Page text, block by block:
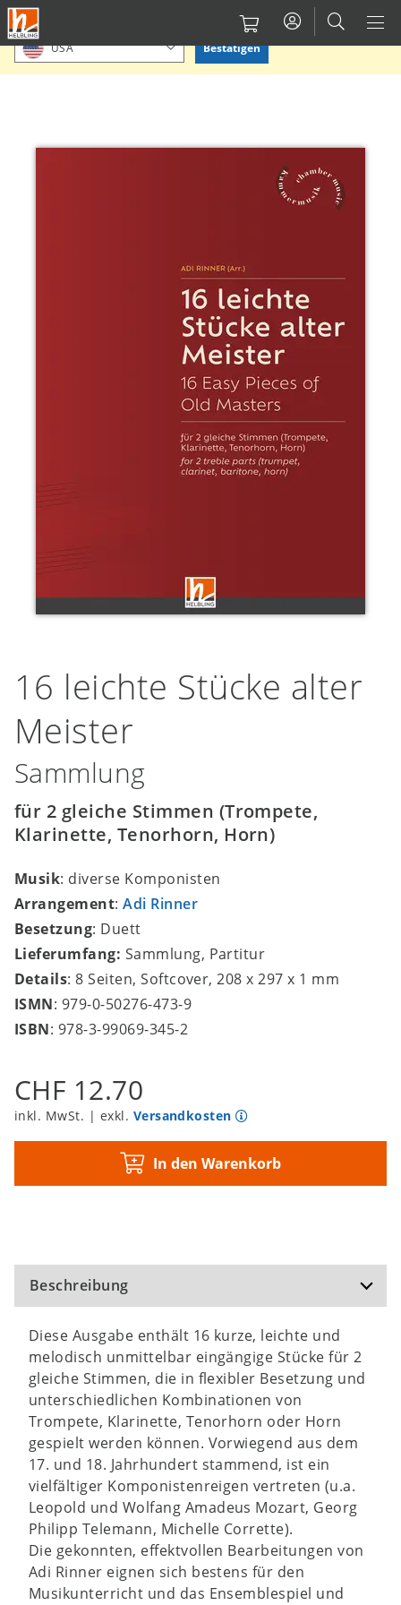
Direkt
zum
Inhalt
Bitte Standort bestätigen oder einen anderen auswählen.
USA Bestätigen
16 leichte Stücke alter
Meister
Sammlung
für 2 gleiche Stimmen (Trompete,
Klarinette, Tenorhorn, Horn)
Musik: diverse Komponisten
Arrangement:Adi Rinner
Besetzung: Duett
Lieferumfang: Sammlung, Partitur
Details: 8 Seiten, Softcover, 208 x 297 x 1 mm
ISMN: 979-0-50276-473-9
ISBN: 978-3-99069-345-2
CHF 12.70
inkl. MwSt. | exkl. Versandkosten
In den Warenkorb
Beschreibung
Diese Ausgabe enthält 16 kurze, leichte und
melodisch unmittelbar eingängige Stücke für 2
gleiche Stimmen, die in flexibler Besetzung und
unterschiedlichen Kombinationen von
Trompete, Klarinette, Tenorhorn oder Horn
gespielt werden können. Vorwiegend aus dem
17. und 18. Jahrhundert stammend, ist ein
vielfältiger Komponistenreigen vertreten (u.a.
Leopold und Wolfang Amadeus Mozart, Georg
Philipp Telemann, Michelle Corrette).
Die gekonnten, effektvollen Bearbeitungen von
Adi Rinner eignen sich bestens für den
Musikunterricht und das Ensemblespiel und